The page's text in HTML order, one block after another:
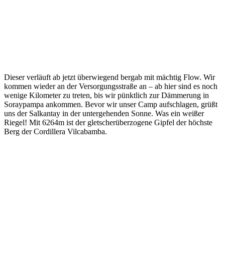
Dieser verläuft ab jetzt überwiegend bergab mit mächtig Flow. Wir
kommen wieder an der Versorgungsstraße an – ab hier sind es noch
wenige Kilometer zu treten, bis wir pünktlich zur Dämmerung in
Soraypampa ankommen. Bevor wir unser Camp aufschlagen, grüßt
uns der Salkantay in der untergehenden Sonne. Was ein weißer
Riegel! Mit 6264m ist der gletscherüberzogene Gipfel der höchste
Berg der Cordillera Vilcabamba.